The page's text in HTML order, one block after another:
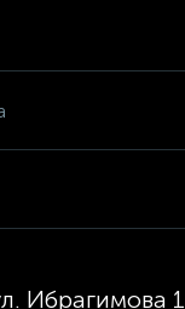
Ибрагимова